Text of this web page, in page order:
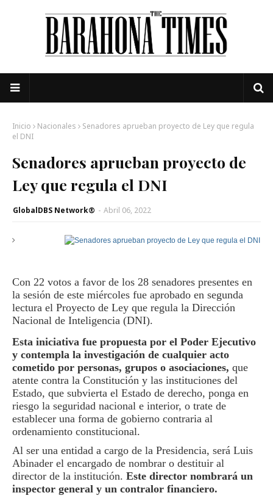
Inicio Nacionales
Senadores aprueban proyecto de Ley que regula
el DNI
Senadores aprueban proyecto de
Ley que regula el DNI
GlobalDBS Network® - Abril 06, 2022
Con 22 votos a favor de los 28 senadores presentes en
la sesión de este miércoles fue aprobado en segunda
lectura el Proyecto de Ley que regula la Dirección
Nacional de Inteligencia (DNI).
Esta iniciativa fue propuesta por el Poder Ejecutivo
y contempla la investigación de cualquier acto
cometido por personas, grupos o asociaciones, que
atente contra la Constitución y las instituciones del
Estado, que subvierta el Estado de derecho, ponga en
riesgo la seguridad nacional e interior, o trate de
establecer una forma de gobierno contraria al
ordenamiento constitucional.
Al ser una entidad a cargo de la Presidencia, será Luis
Abinader el encargado de nombrar o destituir al
director de la institución. Este director nombrará un
inspector general y un contralor financiero.